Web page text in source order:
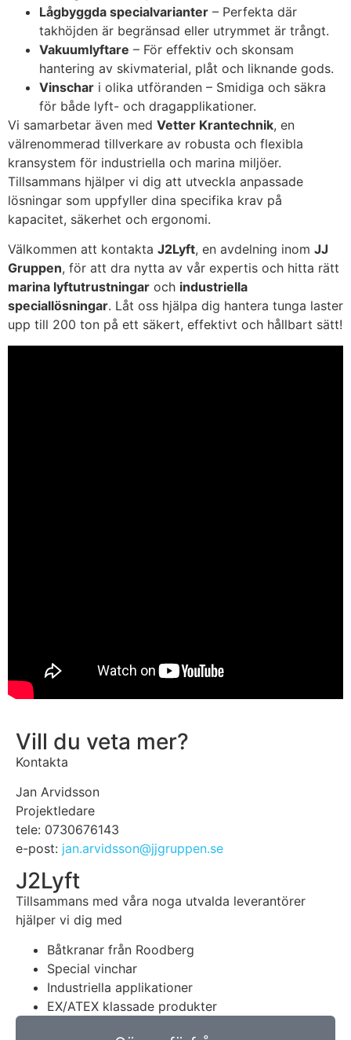
Lågbyggda specialvarianter – Perfekta där
takhöjden är begränsad eller utrymmet är trångt.
Vakuumlyftare – För effektiv och skonsam
hantering av skivmaterial, plåt och liknande gods.
Vinschar i olika utföranden – Smidiga och säkra
för både lyft- och dragapplikationer.
Vi samarbetar även med Vetter Krantechnik, en
välrenommerad tillverkare av robusta och flexibla
kransystem för industriella och marina miljöer.
Tillsammans hjälper vi dig att utveckla anpassade
lösningar som uppfyller dina specifika krav på
kapacitet, säkerhet och ergonomi.
Välkommen att kontakta J2Lyft, en avdelning inom JJ
Gruppen, för att dra nytta av vår expertis och hitta rätt
marina lyftutrustningar och industriella
speciallösningar. Låt oss hjälpa dig hantera tunga laster
upp till 200 ton på ett säkert, effektivt och hållbart sätt!
Vill du veta mer?
Kontakta
Jan Arvidsson
Projektledare
tele: 0730676143
e-post: jan.arvidsson@jjgruppen.se
J2Lyft
Tillsammans med våra noga utvalda leverantörer
hjälper vi dig med
Båtkranar från Roodberg
Special vinchar
Industriella applikationer
EX/ATEX klassade produkter